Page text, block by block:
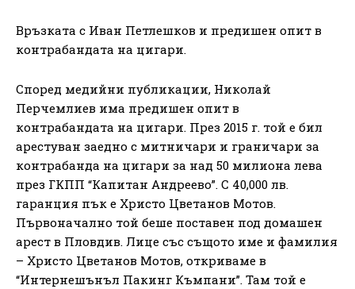
Връзката с Иван Петлешков и предишен опит в
контрабандата на цигари.
Според медийни публикации, Николай
Перчемлиев има предишен опит в
контрабандата на цигари. През 2015 г. той е бил
арестуван заедно с митничари и граничари за
контрабанда на цигари за над 50 милиона лева
през ГКПП “Капитан Андреево”. С 40,000 лв.
гаранция пък е Христо Цветанов Мотов.
Първоначално той беше поставен под домашен
арест в Пловдив. Лице със същото име и фамилия
– Христо Цветанов Мотов, откриваме в
“Интернешънъл Пакинг Къмпани”. Там той е